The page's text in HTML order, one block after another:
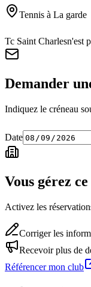
Tennis à La garde
Tc Saint Charlesn'est
Demander
Indiquez le créneau
Date
Vous gérez
Activez les
Corriger les
Recevoir plus de
Référencer mon club